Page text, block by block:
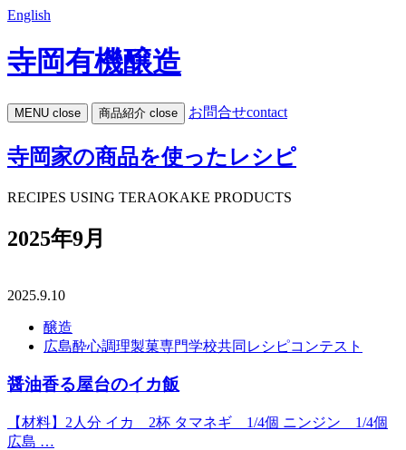
English
寺岡有機醸造
MENU close 商品紹介 close お問合せcontact
寺岡家の商品を使ったレシピ
RECIPES USING TERAOKAKE PRODUCTS
2025年9月
2025.9.10
醸造
広島酔心調理製菓専門学校共同レシピコンテスト
醤油香る屋台のイカ飯
【材料】2人分 イカ 2杯 タマネギ 1/4個 ニンジン 1/4個
広島 …